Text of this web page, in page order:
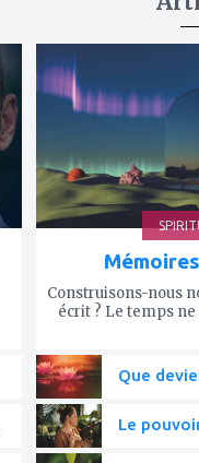
mes
favoris
Construisons-nous
écrit ? Le temps
Que
Le